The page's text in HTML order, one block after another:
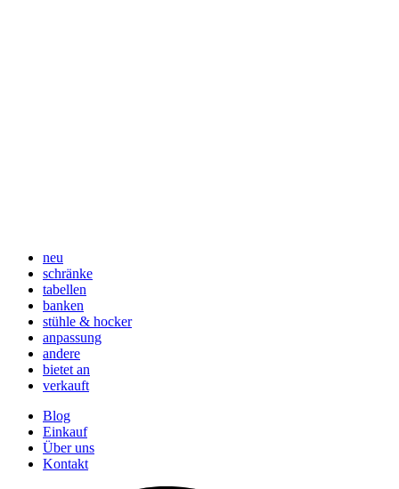
neu
schränke
tabellen
banken
stühle & hocker
anpassung
andere
bietet an
verkauft
Blog
Einkauf
Über uns
Kontakt